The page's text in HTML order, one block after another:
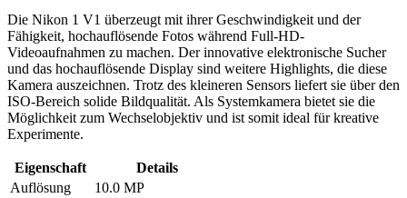
Die Nikon 1 V1 überzeugt mit ihrer Geschwindigkeit und der
Fähigkeit, hochauflösende Fotos während Full-HD-
Videoaufnahmen zu machen. Der innovative elektronische Sucher
und das hochauflösende Display sind weitere Highlights, die diese
Kamera auszeichnen. Trotz des kleineren Sensors liefert sie über den
ISO-Bereich solide Bildqualität. Als Systemkamera bietet sie die
Möglichkeit zum Wechselobjektiv und ist somit ideal für kreative
Experimente.
Eigenschaft
Details
Auflösung
10.0 MP